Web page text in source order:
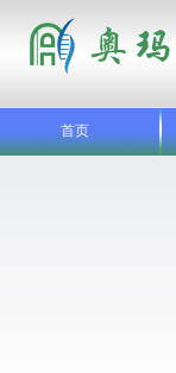
首页